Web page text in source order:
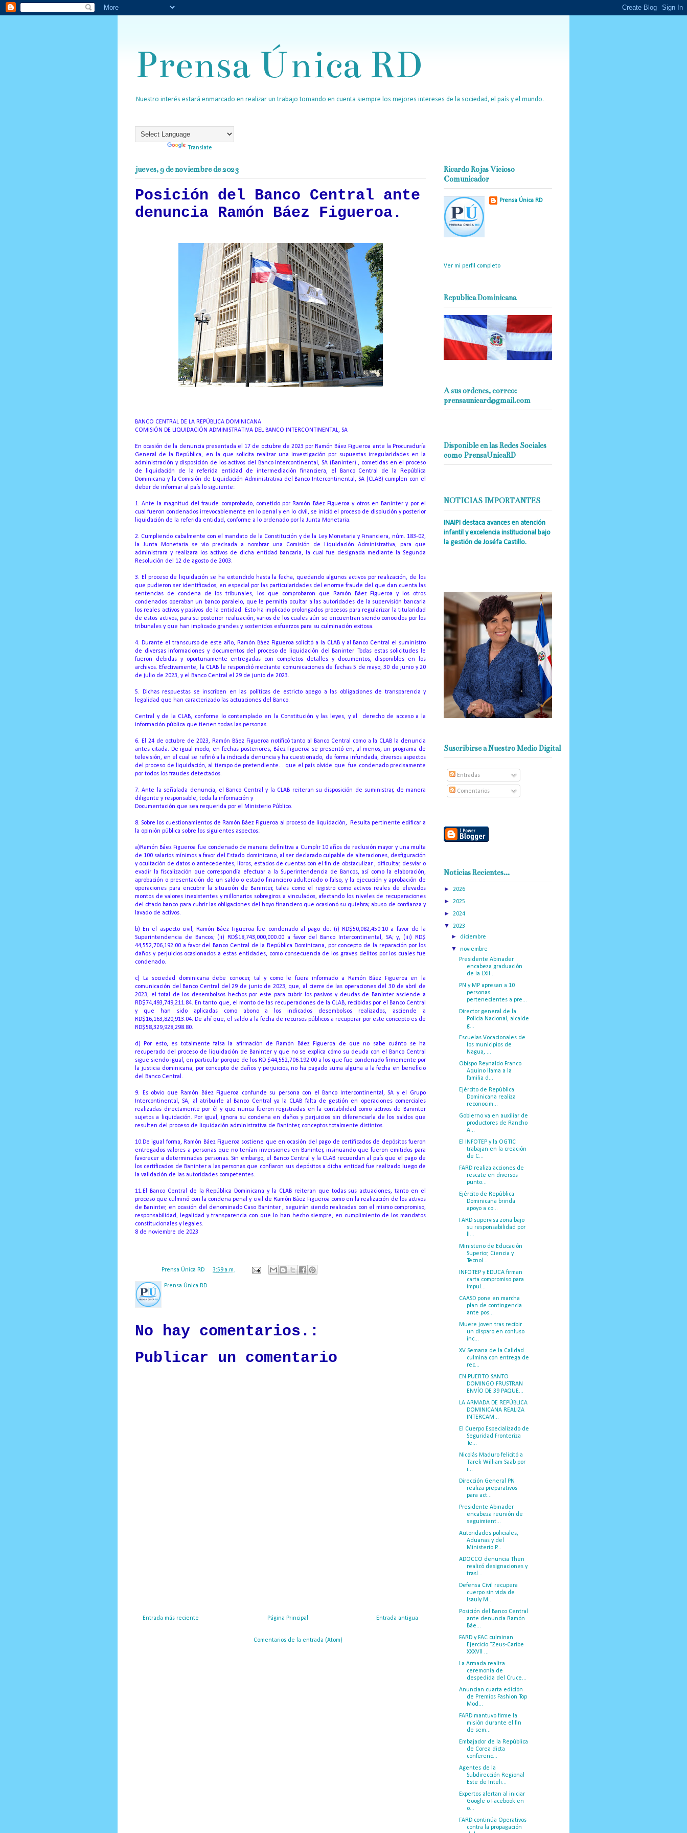
Prensa Única RD
Nuestro interés estará enmarcado en realizar un trabajo tomando en cuenta siempre los mejores intereses de la sociedad, el país y el mundo.
Translate
jueves, 9 de noviembre de 2023
Posición del Banco Central ante
denuncia Ramón Báez Figueroa.
BANCO CENTRAL DE LA REPÚBLICA DOMINICANA
COMISIÓN DE LIQUIDACIÓN ADMINISTRATIVA DEL BANCO INTERCONTINENTAL, SA
En ocasión de la denuncia presentada el 17 de octubre de 2023 por Ramón Báez Figueroa ante la Procuraduría
General de la República, en la que solicita realizar una investigación por supuestas irregularidades en la
administración y disposición de los activos del Banco Intercontinental, SA (Baninter) , cometidas en el proceso
de liquidación de la referida entidad de intermediación financiera, el Banco Central de la República
Dominicana y la Comisión de Liquidación Administrativa del Banco Intercontinental, SA (CLAB) cumplen con el
deber de informar al país lo siguiente:
1. Ante la magnitud del fraude comprobado, cometido por Ramón Báez Figueroa y otros en Baninter y por el
cual fueron condenados irrevocablemente en lo penal y en lo civil, se inició el proceso de disolución y posterior
liquidación de la referida entidad, conforme a lo ordenado por la Junta Monetaria.
2. Cumpliendo cabalmente con el mandato de la Constitución y de la Ley Monetaria y Financiera, núm. 183-02,
la Junta Monetaria se vio precisada a nombrar una Comisión de Liquidación Administrativa, para que
administrara y realizara los activos de dicha entidad bancaria, la cual fue designada mediante la Segunda
Resolución del 12 de agosto de 2003.
3. El proceso de liquidación se ha extendido hasta la fecha, quedando algunos activos por realización, de los
que pudieron ser identificados, en especial por las particularidades del enorme fraude del que dan cuenta las
sentencias de condena de los tribunales, los que comprobaron que Ramón Báez Figueroa y los otros
condenados operaban un banco paralelo, que le permitía ocultar a las autoridades de la supervisión bancaria
los reales activos y pasivos de la entidad. Esto ha implicado prolongados procesos para regularizar la titularidad
de estos activos, para su posterior realización, varios de los cuales aún se encuentran siendo conocidos por los
tribunales y que han implicado grandes y sostenidos esfuerzos para su culminación exitosa.
4. Durante el transcurso de este año, Ramón Báez Figueroa solicitó a la CLAB y al Banco Central el suministro
de diversas informaciones y documentos del proceso de liquidación del Baninter.Todas estas solicitudes le
fueron debidas y oportunamente entregadas con completos detalles y documentos, disponibles en los
archivos. Efectivamente, la CLAB le respondió mediante comunicaciones de fechas 5 de mayo, 30 de junio y 20
de julio de 2023, y el Banco Central el 29 de junio de 2023.
5. Dichas respuestas se inscriben en las políticas de estricto apego a las obligaciones de transparencia y
legalidad que han caracterizado las actuaciones del Banco.
Central y de la CLAB, conforme lo contemplado en la Constitución y las leyes, y al
derecho de acceso a la
información pública que tienen todas las personas.
6. El 24 de octubre de 2023, Ramón Báez Figueroa notificó tanto al Banco Central como a la CLAB la denuncia
antes citada. De igual modo, en fechas posteriores, Báez Figueroa se presentó en, al menos, un programa de
televisión, en el cual se refirió a la indicada denuncia y ha cuestionado, de forma infundada, diversos aspectos
del proceso de liquidación, al tiempo de pretendiente. . que el país olvide quefue condenado precisamente
por todos los fraudes detectados.
7. Ante la señalada denuncia, el Banco Central y la CLAB reiteran su disposición de suministrar, de manera
diligente y responsable, toda la información y
Documentación que sea requerida por el Ministerio Público.
8. Sobre los cuestionamientos de Ramón Báez Figueroa al proceso de liquidación,
Resulta pertinente edificar a
la opinión pública sobre los siguientes aspectos:
a)Ramón Báez Figueroa fue condenado de manera definitiva a Cumplir 10 años de reclusión mayor y una multa
de 100 salarios mínimos a favor del Estado dominicano, al ser declarado culpable de alteraciones, desfiguración
y ocultación de datos o antecedentes, libros, estados de cuentas con el fin de obstaculizar , dificultar, desviar o
evadir la fiscalización que correspondía efectuar a la Superintendencia de Bancos, así como la elaboración,
aprobación o presentación de un saldo o estado financiero adulterado o falso, y la ejecución y aprobación de
operaciones para encubrir la situación de Baninter, tales como el registro como activos reales de elevados
montos de valores inexistentes y millonarios sobregiros a vinculados, afectando los niveles de recuperaciones
del citado banco para cubrir las obligaciones del hoyo financiero que ocasionó su quiebra; abuso de confianza y
lavado de activos.
b) En el aspecto civil, Ramón Báez Figueroa fue condenado al pago de: (i) RD$50,082,450.10 a favor de la
Superintendencia de Bancos; (ii) RD$18,743,000,000.00 a favor del Banco Intercontinental, SA;y, (iii) RD$
44,552,706,192.00 a favor del Banco Central de la República Dominicana, por concepto de la reparación por los
daños y perjuicios ocasionados a estas entidades, como consecuencia de los graves delitos por los cuales fue
condenado.
c) La sociedad dominicana debe conocer, tal y como le fuera informado a Ramón Báez Figueroa en la
comunicación del Banco Central del 29 de junio de 2023, que, al cierre de las operaciones del 30 de abril de
2023, el total de los desembolsos hechos por este para cubrir los pasivos y deudas de Baninter asciende a
RD$74,493,749,211.84. En tanto que, el monto de las recuperaciones de la CLAB, recibidas por el Banco Central
y que han sido aplicadas como abono a los indicados desembolsos realizados, asciende a
RD$16,163,820,913.04. De ahí que, el saldo a la fecha de recursos públicos a recuperar por este concepto es de
RD$58,329,928,298.80.
d) Por esto, es totalmente falsa la afirmación de Ramón Báez Figueroa de que no sabe cuánto se ha
recuperado del proceso de liquidación de Baninter y que no se explica cómo su deuda con el Banco Central
sigue siendo igual, en particular porque de los RD $44,552,706.192.00 a los que fue condenado firmemente por
la justicia dominicana, por concepto de daños y perjuicios, no ha pagado suma alguna a la fecha en beneficio
del Banco Central.
9. Es obvio que Ramón Báez Figueroa confunde su persona con el Banco Intercontinental, SA y el Grupo
Intercontinental, SA, al atribuirle al Banco Central ya la CLAB falta de gestión en operaciones comerciales
realizadas directamente por él y que nunca fueron registradas en la contabilidad como activos de Baninter
sujetos a liquidación. Por igual, ignora su condena en daños y perjuicios sin diferenciarla de los saldos que
resulten del proceso de liquidación administrativa de Baninter, conceptos totalmente distintos.
10.De igual forma, Ramón Báez Figueroa sostiene que en ocasión del pago de certificados de depósitos fueron
entregados valores a personas que no tenían inversiones en Baninter, insinuando que fueron emitidos para
favorecer a determinadas personas.Sin embargo, el Banco Central y la CLAB recuerdan al país que el pago de
los certificados de Baninter a las personas que confiaron sus depósitos a dicha entidad fue realizado luego de
la validación de las autoridades competentes.
11.El Banco Central de la República Dominicana y la CLAB reiteran que todas sus actuaciones, tanto en el
proceso que culminó con la condena penal y civil de Ramón Báez Figueroa como en la realización de los activos
de Baninter, en ocasión del denominado Caso Baninter , seguirán siendo realizadas con el mismo compromiso,
responsabilidad, legalidad y transparencia con que lo han hecho siempre, en cumplimiento de los mandatos
constitucionales y legales.
8 de noviembre de 2023
Prensa Única RD 3:59 a.m.
Prensa Única RD
No hay comentarios.:
Publicar un comentario
Entrada más reciente Entrada antigua
Página Principal
Comentarios de la entrada (Atom)
Ricardo Rojas Vicioso
Comunicador
Prensa Única RD
Ver mi perfil completo
Republica Dominicana
A sus ordenes, correo:
prensaunicard@gmail.com
Disponible en las Redes Sociales
como PrensaUnicaRD
NOTICIAS IMPORTANTES
INAIPI destaca avances en atención
infantil y excelencia institucional bajo
la gestión de Joséfa Castillo.
Suscribirse a Nuestro Medio Digital
Entradas
Comentarios
Noticias Recientes...
► 2026
► 2025
► 2024
▼ 2023
► diciembre
▼noviembre
Presidente Abinader
encabeza graduación
de la LXII...
PN y MP apresan a 10
personas
pertenecientes a pre...
Director general de la
Policía Nacional, alcalde
g...
Escuelas Vocacionales de
los municipios de
Nagua, ...
Obispo Reynaldo Franco
Aquino llama a la
familia d...
Ejército de República
Dominicana realiza
reconocim...
Gobierno va en auxiliar de
productores de Rancho
A...
El INFOTEP y la OGTIC
trabajan en la creación
de C...
FARD realiza acciones de
rescate en diversos
punto...
Ejército de República
Dominicana brinda
apoyo a co...
FARD supervisa zona bajo
su responsabilidad por
ll...
Ministerio de Educación
Superior, Ciencia y
Tecnol...
INFOTEP y EDUCA firman
carta compromiso para
impul...
CAASD pone en marcha
plan de contingencia
ante pos...
Muere joven tras recibir
un disparo en confuso
inc...
XV Semana de la Calidad
culmina con entrega de
rec...
EN PUERTO SANTO
DOMINGO FRUSTRAN
ENVÍO DE 39 PAQUE...
LA ARMADA DE REPÚBLICA
DOMINICANA REALIZA
INTERCAM...
El Cuerpo Especializado de
Seguridad Fronteriza
Te...
Nicolás Maduro felicitó a
Tarek William Saab por
i...
Dirección General PN
realiza preparativos
para act...
Presidente Abinader
encabeza reunión de
seguimient...
Autoridades policiales,
Aduanas y del
Ministerio P...
ADOCCO denuncia Then
realizó designaciones y
trasl...
Defensa Civil recupera
cuerpo sin vida de
Isauly M...
Posición del Banco Central
ante denuncia Ramón
Báe...
FARD y FAC culminan
Ejercicio “Zeus-Caribe
XXXVll ...
La Armada realiza
ceremonia de
despedida del Cruce...
Anuncian cuarta edición
de Premios Fashion Top
Mod...
FARD mantuvo firme la
misión durante el fin
de sem...
Embajador de la República
de Corea dicta
conferenc...
Agentes de la
Subdirección Regional
Este de Inteli...
Expertos alertan al iniciar
Google o Facebook en
o...
FARD continúa Operativos
contra la propagación